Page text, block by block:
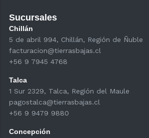
Sucursales
Chillán
5 de abril 994, Chillán, Región de Ñuble
facturacion@tierrasbajas.cl
+56 9 7945 4768
Talca
1 Sur 2329, Talca, Región del Maule
pagostalca@tierrasbajas.cl
+56 9 9479 9880
Concepción